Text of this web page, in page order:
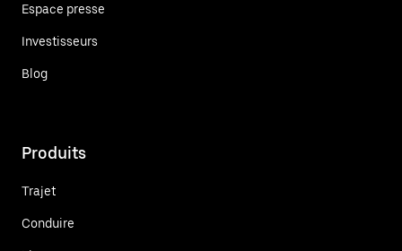
Espace presse
Investisseurs
Blog
Produits
Trajet
Conduire